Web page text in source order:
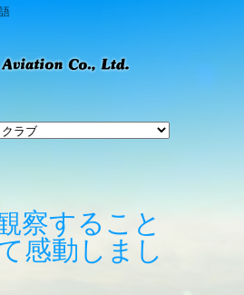
察すること
感動しまし